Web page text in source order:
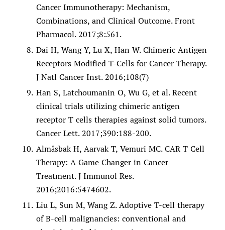
Cancer Immunotherapy: Mechanism,
Combinations, and Clinical Outcome. Front
Pharmacol. 2017;8:561.
Dai H, Wang Y, Lu X, Han W. Chimeric Antigen
Receptors Modified T-Cells for Cancer Therapy.
J Natl Cancer Inst. 2016;108(7)
Han S, Latchoumanin O, Wu G, et al. Recent
clinical trials utilizing chimeric antigen
receptor T cells therapies against solid tumors.
Cancer Lett. 2017;390:188-200.
Almåsbak H, Aarvak T, Vemuri MC. CAR T Cell
Therapy: A Game Changer in Cancer
Treatment. J Immunol Res.
2016;2016:5474602.
Liu L, Sun M, Wang Z. Adoptive T-cell therapy
of B-cell malignancies: conventional and